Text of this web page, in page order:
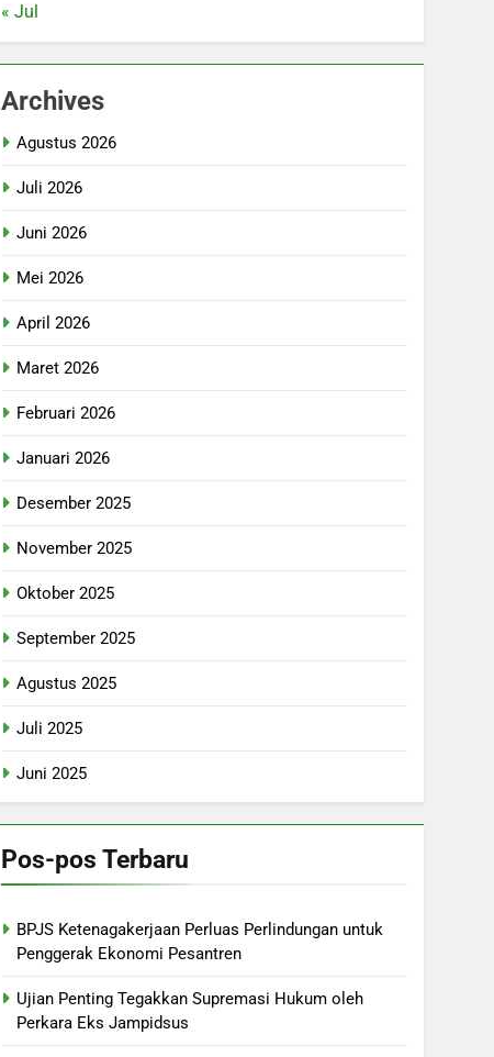
« Jul
Archives
Agustus 2026
Juli 2026
Juni 2026
Mei 2026
April 2026
Maret 2026
Februari 2026
Januari 2026
Desember 2025
November 2025
Oktober 2025
September 2025
Agustus 2025
Juli 2025
Juni 2025
Pos-pos Terbaru
BPJS Ketenagakerjaan Perluas Perlindungan untuk
Penggerak Ekonomi Pesantren
Ujian Penting Tegakkan Supremasi Hukum oleh
Perkara Eks Jampidsus